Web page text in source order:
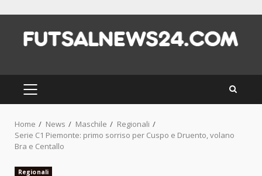
content
PRIMARY
MENU
Home News Maschile
Regionali
Serie C1 Piemonte: primo sorriso per Cuspo e Druento, volano
Bra e Centallo
Regionali